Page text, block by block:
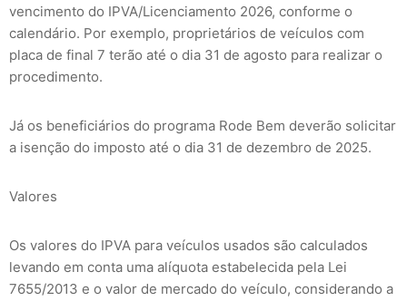
vencimento do IPVA/Licenciamento 2026, conforme o
calendário. Por exemplo, proprietários de veículos com
placa de final 7 terão até o dia 31 de agosto para realizar o
procedimento.
Já os beneficiários do programa Rode Bem deverão solicitar
a isenção do imposto até o dia 31 de dezembro de 2025.
Valores
Os valores do IPVA para veículos usados são calculados
levando em conta uma alíquota estabelecida pela Lei
7655/2013 e o valor de mercado do veículo, considerando a